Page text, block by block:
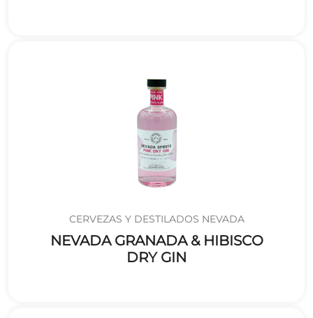
CERVEZAS Y DESTILADOS NEVADA
NEVADA GRANADA & HIBISCO
DRY GIN